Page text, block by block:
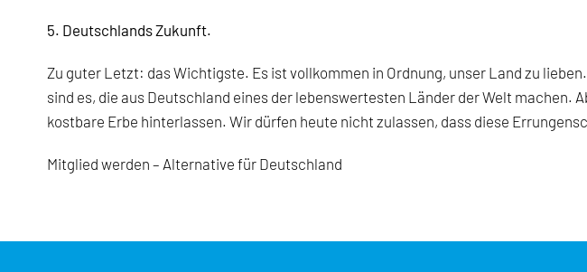
5. Deutschlands Zukunft.
Zu guter Letzt: das Wichtigste. Es ist vollkommen in Ordnung, unser Land zu
sind es, die aus Deutschland eines der lebenswertesten Länder der Welt machen.
kostbare Erbe hinterlassen. Wir dürfen heute nicht zulassen, dass diese
Mitglied werden – Alternative für Deutschland